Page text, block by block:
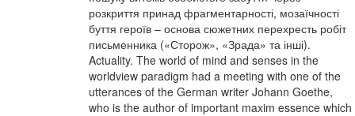
розкриття принад фрагментарності, мозаїчності
буття героїв – основа сюжетних перехресть робіт
письменника («Сторож», «Зрада» та інші).
Actuality. The world of mind and senses in the
worldview paradigm had a meeting with one of the
utterances of the German writer Johann Goethe,
who is the author of important maxim essence which